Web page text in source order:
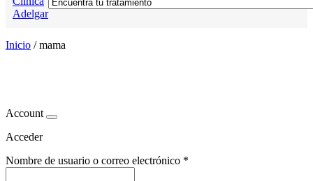
Inicio /mama
Account
Acceder
Nombre de usuario o correo electrónico *